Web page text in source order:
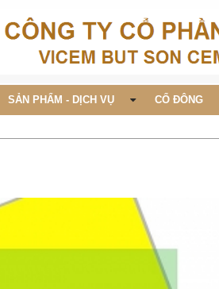
SẢN PHẨM - DỊCH VỤ CỔ ĐÔNG